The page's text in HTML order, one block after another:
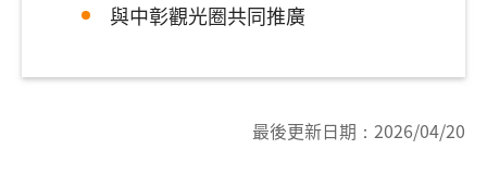
與中彰觀光圈共同推廣
最後更新日期： 2026/04/20